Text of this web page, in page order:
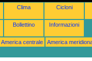
Clima Cicloni
Bollettino Informazioni
America centrale
America